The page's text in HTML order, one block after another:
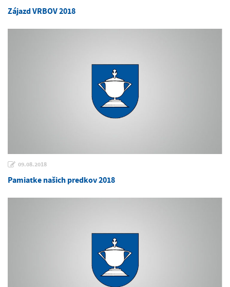
Zájazd VRBOV 2018
09.08.2018
Pamiatke našich predkov 2018